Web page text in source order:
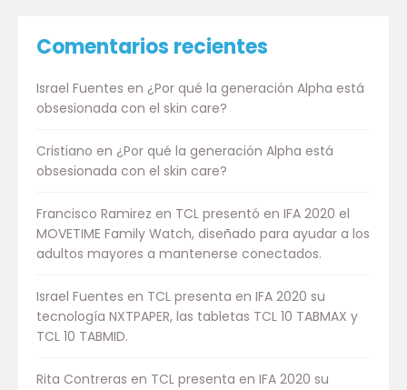
Comentarios recientes
Israel Fuentes en ¿Por qué la generación Alpha está
obsesionada con el skin care?
Cristiano en ¿Por qué la generación Alpha está
obsesionada con el skin care?
Francisco Ramirez en TCL presentó en IFA 2020 el
MOVETIME Family Watch, diseñado para ayudar a los
adultos mayores a mantenerse conectados.
Israel Fuentes en TCL presenta en IFA 2020 su
tecnología NXTPAPER, las tabletas TCL 10 TABMAX y
TCL 10 TABMID.
Rita Contreras en TCL presenta en IFA 2020 su